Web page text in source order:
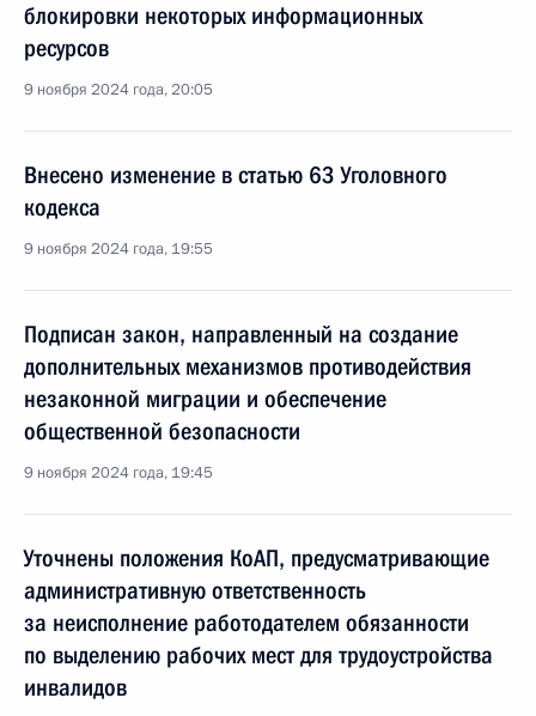
блокировки некоторых информационных
ресурсов
9 ноября 2024 года, 20:05
Внесено изменение в статью 63 Уголовного
кодекса
9 ноября 2024 года, 19:55
Подписан закон, направленный на создание
дополнительных механизмов противодействия
незаконной миграции и обеспечение
общественной безопасности
9 ноября 2024 года, 19:45
Уточнены положения КоАП, предусматривающие
административную ответственность
за неисполнение работодателем обязанности
по выделению рабочих мест для трудоустройства
инвалидов